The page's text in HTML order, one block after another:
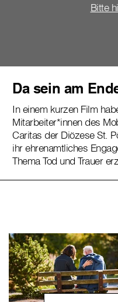
Bitte
Da sein am
In einem kurzen Film
Mitarbeiter*innen des
Caritas der Diözese St.
ihr ehrenamtliches
Thema Tod und Trauer